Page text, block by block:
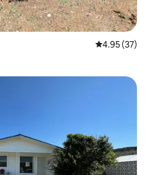
Calificación
4.95 (37)